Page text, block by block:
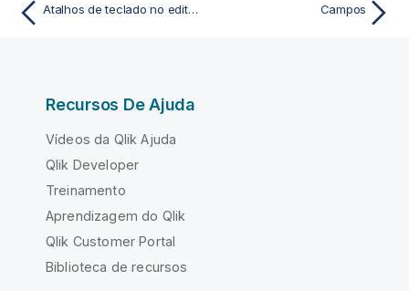
Atalhos de teclado no editor de carga de dados Campos
Recursos De Ajuda
Vídeos da Qlik Ajuda
Qlik Developer
Treinamento
Aprendizagem do Qlik
Qlik Customer Portal
Biblioteca de recursos